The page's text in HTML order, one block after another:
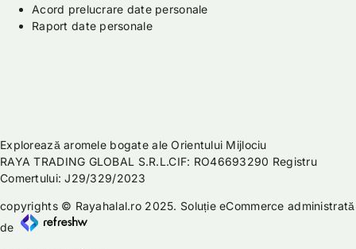
Acord prelucrare date personale
Raport date personale
Explorează aromele bogate ale Orientului Mijlociu
RAYA TRADING GLOBAL S.R.L.CIF: RO46693290 Registru
Comertului: J29/329/2023
copyrights © Rayahalal.ro 2025. Soluție eCommerce administrată
de